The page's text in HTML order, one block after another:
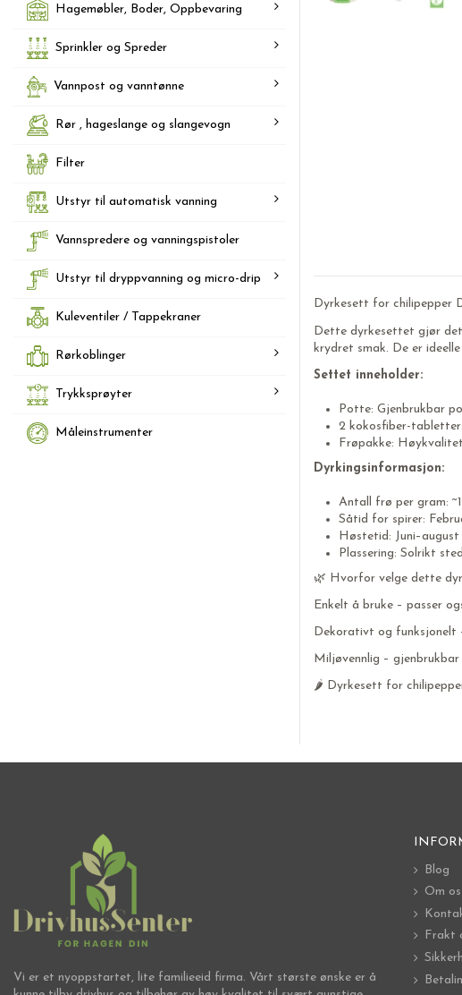
Dyrkesett for chilipepper
Dette dyrkesettet gjør det
krydret smak. De er
Settet inneholder:
Potte: Gjenbrukbar
2 kokosfiber-
Frøpakke:
Dyrkingsinformasjon:
Antall frø per gram:
Såtid for spirer:
Høstetid:
Plassering: Solrikt
🌿 Hvorfor velge dette
Enkelt å bruke – passer
Dekorativt og funksjonelt
Miljøvennlig –
🌶️ Dyrkesett for
Hagemøbler, Boder, Oppbevaring
Sprinkler og Spreder
Vannpost og vanntønne
Rør , hageslange og slangevogn
Filter
Utstyr til automatisk vanning
Vannspredere og vanningspistoler
Utstyr til dryppvanning og micro-drip
Kuleventiler / Tappekraner
Rørkoblinger
Trykksprøyter
Måleinstrumenter
Vi er et nyoppstartet, lite familieeid firma. Vårt største ønske er å
Blog
Om
Frakt